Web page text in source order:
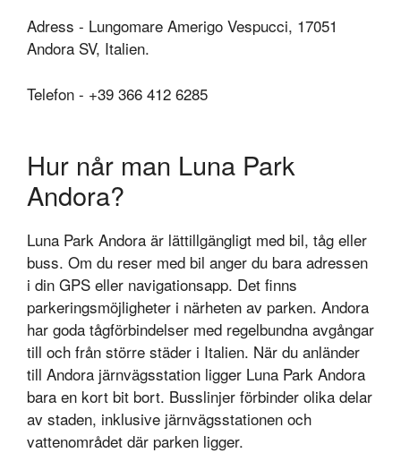
Adress - Lungomare Amerigo Vespucci, 17051
Andora SV, Italien.
Telefon - +39 366 412 6285
Hur når man Luna Park
Andora?
Luna Park Andora är lättillgängligt med bil, tåg eller
buss. Om du reser med bil anger du bara adressen
i din GPS eller navigationsapp. Det finns
parkeringsmöjligheter i närheten av parken. Andora
har goda tågförbindelser med regelbundna avgångar
till och från större städer i Italien. När du anländer
till Andora järnvägsstation ligger Luna Park Andora
bara en kort bit bort. Busslinjer förbinder olika delar
av staden, inklusive järnvägsstationen och
vattenområdet där parken ligger.